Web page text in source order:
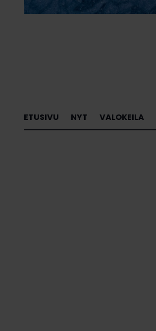
ETUSIVU NYT VALOKEILA